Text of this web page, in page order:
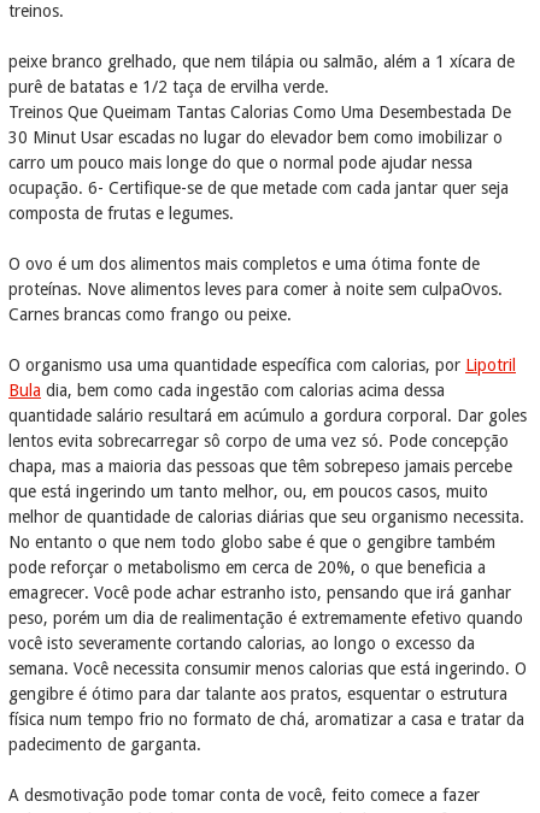
treinos.
peixe branco grelhado, que nem tilápia ou salmão, além a 1 xícara de
purê de batatas e 1/2 taça de ervilha verde.
Treinos Que Queimam Tantas Calorias Como Uma Desembestada De
30 Minut Usar escadas no lugar do elevador bem como imobilizar o
carro um pouco mais longe do que o normal pode ajudar nessa
ocupação. 6- Certifique-se de que metade com cada jantar quer seja
composta de frutas e legumes.
O ovo é um dos alimentos mais completos e uma ótima fonte de
proteínas. Nove alimentos leves para comer à noite sem culpaOvos.
Carnes brancas como frango ou peixe.
O organismo usa uma quantidade específica com calorias, por Lipotril
Bula dia, bem como cada ingestão com calorias acima dessa
quantidade salário resultará em acúmulo a gordura corporal. Dar goles
lentos evita sobrecarregar sô corpo de uma vez só. Pode concepção
chapa, mas a maioria das pessoas que têm sobrepeso jamais percebe
que está ingerindo um tanto melhor, ou, em poucos casos, muito
melhor de quantidade de calorias diárias que seu organismo necessita.
No entanto o que nem todo globo sabe é que o gengibre também
pode reforçar o metabolismo em cerca de 20%, o que beneficia a
emagrecer. Você pode achar estranho isto, pensando que irá ganhar
peso, porém um dia de realimentação é extremamente efetivo quando
você isto severamente cortando calorias, ao longo o excesso da
semana. Você necessita consumir menos calorias que está ingerindo. O
gengibre é ótimo para dar talante aos pratos, esquentar o estrutura
física num tempo frio no formato de chá, aromatizar a casa e tratar da
padecimento de garganta.
A desmotivação pode tomar conta de você, feito comece a fazer